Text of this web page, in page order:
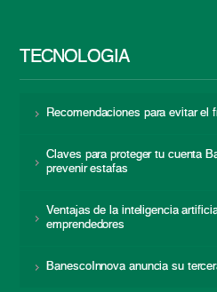
TECNOLOGÍA
Recomendaciones para evitar el
Claves para proteger tu cuenta
prevenir estafas
Ventajas de la inteligencia
emprendedores
BanescoInnova anuncia su